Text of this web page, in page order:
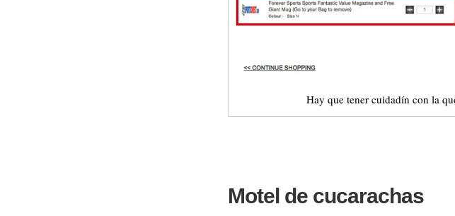
Hay que tener cuidadín con la
Motel de cucarachas